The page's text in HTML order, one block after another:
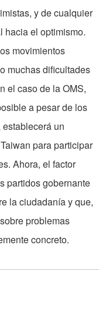
y de cualquier
hacia el optimismo.
movimientos
muchas dificultades
el caso de la OMS,
a pesar de los
un
para participar
Ahora, el factor
partidos gobernante
la ciudadanía y que,
problemas
concreto.